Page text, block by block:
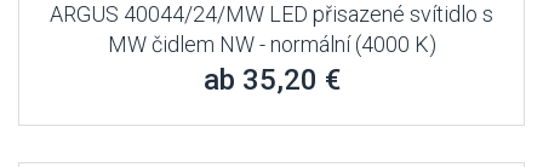
ARGUS 40044/24/MW LED přisazené svítidlo s
MW čidlem NW - normální (4000 K)
ab 35,20 €